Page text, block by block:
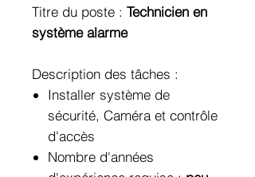
Titre du poste : Technicien en
système alarme
Description des tâches :
Installer système de
sécurité, Caméra et contrôle
d'accès
Nombre d'années